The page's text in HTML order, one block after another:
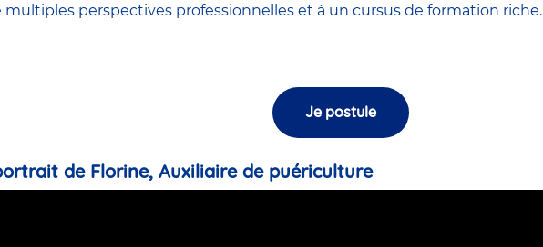
multiples perspectives professionnelles et à un cursus de formation riche.
Je postule
de Florine, Auxiliaire de puériculture